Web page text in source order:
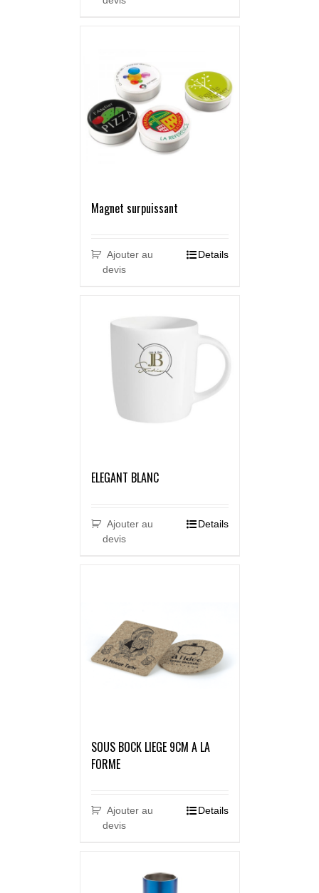
Magnet surpuissant
Ajouter au
devis
Details
ELEGANT BLANC
Ajouter au
devis
Details
SOUS BOCK LIEGE 9CM A LA
FORME
Ajouter au
devis
Details